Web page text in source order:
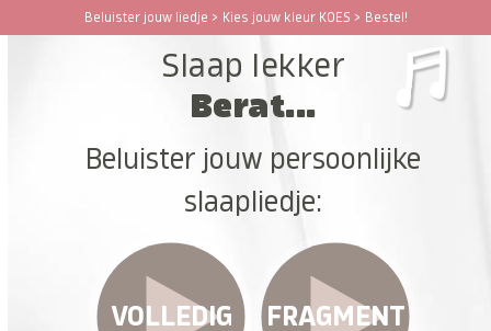
Beluister jouw liedje > Kies jouw kleur KOES > Bestel!
Open
Close
Slaap lekker
Berat...
Beluister jouw persoonlijke
slaapliedje:
VOLLEDIG FRAGMENT